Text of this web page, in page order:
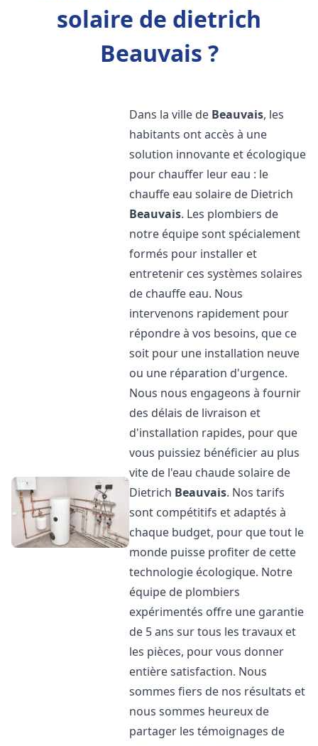
solaire de dietrich
Beauvais ?
Dans la ville de Beauvais, les
habitants ont accès à une
solution innovante et écologique
pour chauffer leur eau : le
chauffe eau solaire de Dietrich
Beauvais. Les plombiers de
notre équipe sont spécialement
formés pour installer et
entretenir ces systèmes solaires
de chauffe eau. Nous
intervenons rapidement pour
répondre à vos besoins, que ce
soit pour une installation neuve
ou une réparation d'urgence.
Nous nous engageons à fournir
des délais de livraison et
d'installation rapides, pour que
vous puissiez bénéficier au plus
vite de l'eau chaude solaire de
Dietrich Beauvais. Nos tarifs
sont compétitifs et adaptés à
chaque budget, pour que tout le
monde puisse profiter de cette
technologie écologique. Notre
équipe de plombiers
expérimentés offre une garantie
de 5 ans sur tous les travaux et
les pièces, pour vous donner
entière satisfaction. Nous
sommes fiers de nos résultats et
nous sommes heureux de
partager les témoignages de